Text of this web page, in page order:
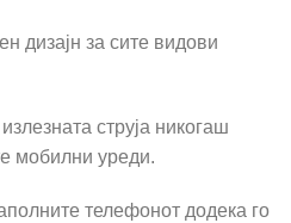
дизајн за сите видови
струја никогаш
мобилни уреди.
телефонот додека го